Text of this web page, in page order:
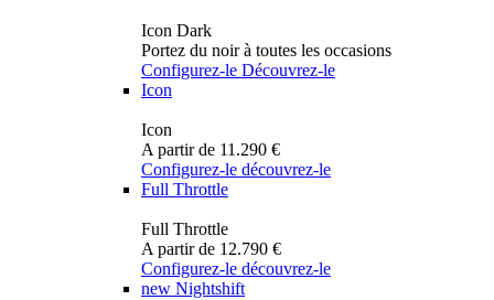
Icon Dark
Portez du noir à toutes les occasions
Configurez-le Découvrez-le
Icon
Icon
A partir de 11.290 €
Configurez-le découvrez-le
Full Throttle
Full Throttle
A partir de 12.790 €
Configurez-le découvrez-le
new Nightshift